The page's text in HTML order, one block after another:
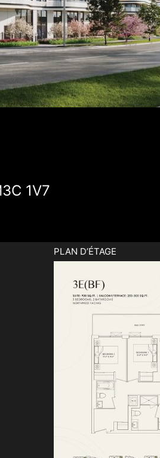
1V7
PLAN D’ÉTAGE